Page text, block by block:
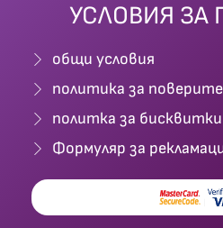
УСЛОВИЯ ЗА
общи условия
политика за
политка за бисквитки
Формуляр за